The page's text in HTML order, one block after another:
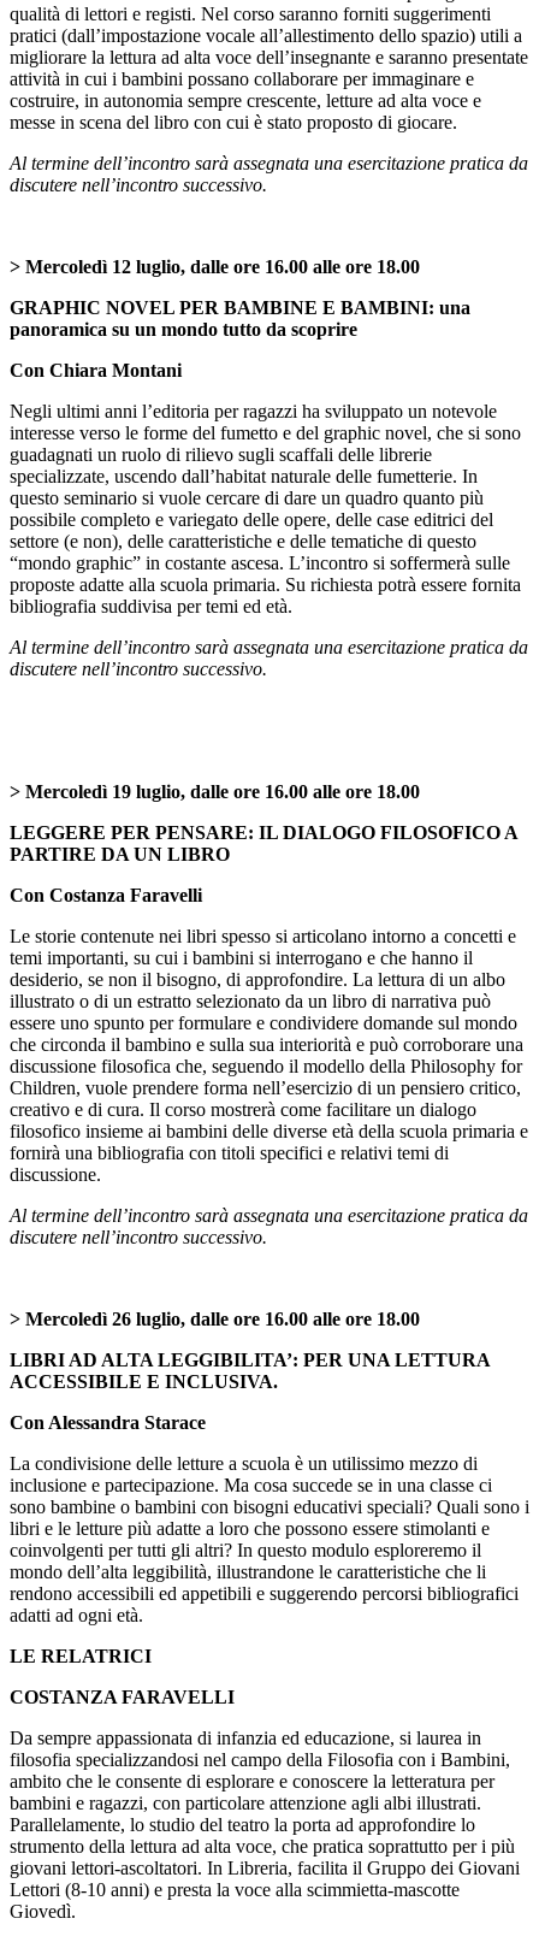
qualità di lettori e registi. Nel corso saranno forniti suggerimenti
pratici (dall’impostazione vocale all’allestimento dello spazio) utili a
migliorare la lettura ad alta voce dell’insegnante e saranno presentate
attività in cui i bambini possano collaborare per immaginare e
costruire, in autonomia sempre crescente, letture ad alta voce e
messe in scena del libro con cui è stato proposto di giocare.
Al termine dell’incontro sarà assegnata una esercitazione pratica da
discutere nell’incontro successivo.
> Mercoledì 12 luglio, dalle ore 16.00 alle ore 18.00
GRAPHIC NOVEL PER BAMBINE E BAMBINI: una
panoramica su un mondo tutto da scoprire
Con Chiara Montani
Negli ultimi anni l’editoria per ragazzi ha sviluppato un notevole
interesse verso le forme del fumetto e del graphic novel, che si sono
guadagnati un ruolo di rilievo sugli scaffali delle librerie
specializzate, uscendo dall’habitat naturale delle fumetterie. In
questo seminario si vuole cercare di dare un quadro quanto più
possibile completo e variegato delle opere, delle case editrici del
settore (e non), delle caratteristiche e delle tematiche di questo
“mondo graphic” in costante ascesa. L’incontro si soffermerà sulle
proposte adatte alla scuola primaria. Su richiesta potrà essere fornita
bibliografia suddivisa per temi ed età.
Al termine dell’incontro sarà assegnata una esercitazione pratica da
discutere nell’incontro successivo.
> Mercoledì 19 luglio, dalle ore 16.00 alle ore 18.00
LEGGERE PER PENSARE: IL DIALOGO FILOSOFICO A
PARTIRE DA UN LIBRO
Con Costanza Faravelli
Le storie contenute nei libri spesso si articolano intorno a concetti e
temi importanti, su cui i bambini si interrogano e che hanno il
desiderio, se non il bisogno, di approfondire. La lettura di un albo
illustrato o di un estratto selezionato da un libro di narrativa può
essere uno spunto per formulare e condividere domande sul mondo
che circonda il bambino e sulla sua interiorità e può corroborare una
discussione filosofica che, seguendo il modello della Philosophy for
Children, vuole prendere forma nell’esercizio di un pensiero critico,
creativo e di cura. Il corso mostrerà come facilitare un dialogo
filosofico insieme ai bambini delle diverse età della scuola primaria e
fornirà una bibliografia con titoli specifici e relativi temi di
discussione.
Al termine dell’incontro sarà assegnata una esercitazione pratica da
discutere nell’incontro successivo.
> Mercoledì 26 luglio, dalle ore 16.00 alle ore 18.00
LIBRI AD ALTA LEGGIBILITA’: PER UNA LETTURA
ACCESSIBILE E INCLUSIVA.
Con Alessandra Starace
La condivisione delle letture a scuola è un utilissimo mezzo di
inclusione e partecipazione. Ma cosa succede se in una classe ci
sono bambine o bambini con bisogni educativi speciali? Quali sono i
libri e le letture più adatte a loro che possono essere stimolanti e
coinvolgenti per tutti gli altri? In questo modulo esploreremo il
mondo dell’alta leggibilità, illustrandone le caratteristiche che li
rendono accessibili ed appetibili e suggerendo percorsi bibliografici
adatti ad ogni età.
LE RELATRICI
COSTANZA FARAVELLI
Da sempre appassionata di infanzia ed educazione, si laurea in
filosofia specializzandosi nel campo della Filosofia con i Bambini,
ambito che le consente di esplorare e conoscere la letteratura per
bambini e ragazzi, con particolare attenzione agli albi illustrati.
Parallelamente, lo studio del teatro la porta ad approfondire lo
strumento della lettura ad alta voce, che pratica soprattutto per i più
giovani lettori-ascoltatori. In Libreria, facilita il Gruppo dei Giovani
Lettori (8-10 anni) e presta la voce alla scimmietta-mascotte
Giovedì.